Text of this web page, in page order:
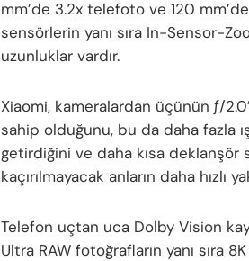
mm’de 3.2x telefoto ve 120
sensörlerin yanı sıra In-Sensor-
uzunluklar vardır.
Xiaomi, kameralardan üçünün ƒ/
sahip olduğunu, bu da daha fazla
getirdiğini ve daha kısa
kaçırılmayacak anların daha hızlı
Telefon uçtan uca Dolby Vision
Ultra RAW fotoğrafların yanı sıra